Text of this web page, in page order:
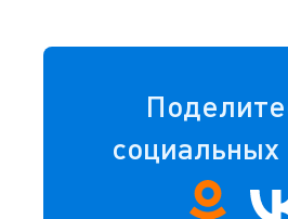
социальных